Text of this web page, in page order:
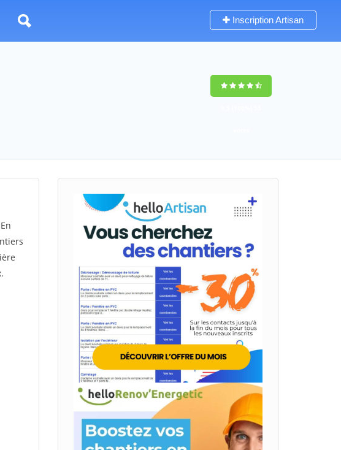
Inscription Artisan